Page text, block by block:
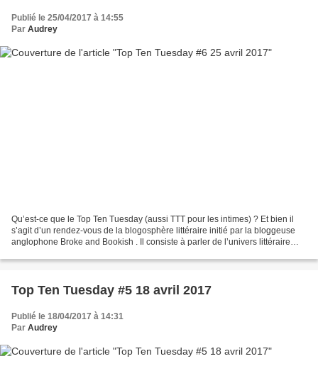
Publié le 25/04/2017 à 14:55
Par Audrey
Qu’est-ce que le Top Ten Tuesday (aussi TTT pour les intimes) ? Et bien il
s’agit d’un rendez-vous de la blogosphère littéraire initié par la bloggeuse
anglophone Broke and Bookish . Il consiste à parler de l’univers littéraire
Top Ten Tuesday #5 18 avril 2017
Publié le 18/04/2017 à 14:31
Par Audrey